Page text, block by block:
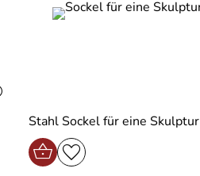
Stahl Sockel für eine Skulptur